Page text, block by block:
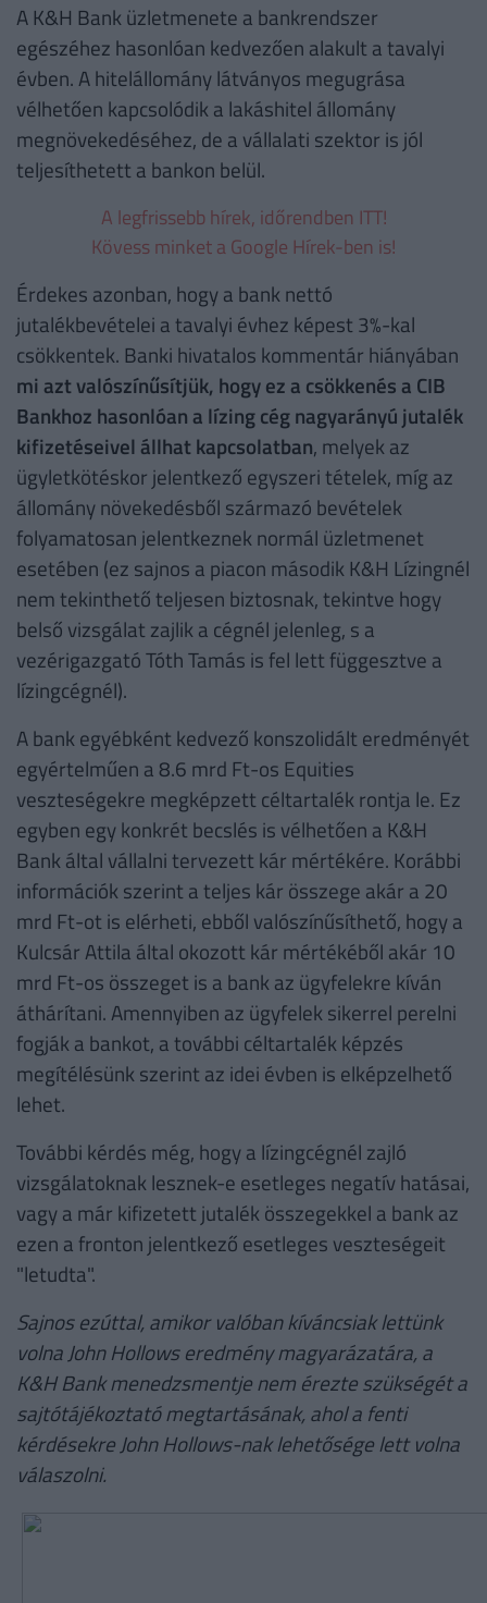
A K&H Bank üzletmenete a bankrendszer
egészéhez hasonlóan kedvezően alakult a tavalyi
évben. A hitelállomány látványos megugrása
vélhetően kapcsolódik a lakáshitel állomány
megnövekedéséhez, de a vállalati szektor is jól
teljesíthetett a bankon belül.
A legfrissebb hírek, időrendben ITT!
Kövess minket a Google Hírek-ben is!
Érdekes azonban, hogy a bank nettó
jutalékbevételei a tavalyi évhez képest 3%-kal
csökkentek. Banki hivatalos kommentár hiányában
mi azt valószínűsítjük, hogy ez a csökkenés a CIB
Bankhoz hasonlóan a lízing cég nagyarányú jutalék
kifizetéseivel állhat kapcsolatban, melyek az
ügyletkötéskor jelentkező egyszeri tételek, míg az
állomány növekedésből származó bevételek
folyamatosan jelentkeznek normál üzletmenet
esetében (ez sajnos a piacon második K&H Lízingnél
nem tekinthető teljesen biztosnak, tekintve hogy
belső vizsgálat zajlik a cégnél jelenleg, s a
vezérigazgató Tóth Tamás is fel lett függesztve a
lízingcégnél).
A bank egyébként kedvező konszolidált eredményét
egyértelműen a 8.6 mrd Ft-os Equities
veszteségekre megképzett céltartalék rontja le. Ez
egyben egy konkrét becslés is vélhetően a K&H
Bank által vállalni tervezett kár mértékére. Korábbi
információk szerint a teljes kár összege akár a 20
mrd Ft-ot is elérheti, ebből valószínűsíthető, hogy a
Kulcsár Attila által okozott kár mértékéből akár 10
mrd Ft-os összeget is a bank az ügyfelekre kíván
áthárítani. Amennyiben az ügyfelek sikerrel perelni
fogják a bankot, a további céltartalék képzés
megítélésünk szerint az idei évben is elképzelhető
lehet.
További kérdés még, hogy a lízingcégnél zajló
vizsgálatoknak lesznek-e esetleges negatív hatásai,
vagy a már kifizetett jutalék összegekkel a bank az
ezen a fronton jelentkező esetleges veszteségeit
"letudta".
Sajnos ezúttal, amikor valóban kíváncsiak lettünk
volna John Hollows eredmény magyarázatára, a
K&H Bank menedzsmentje nem érezte szükségét a
sajtótájékoztató megtartásának, ahol a fenti
kérdésekre John Hollows-nak lehetősége lett volna
válaszolni.